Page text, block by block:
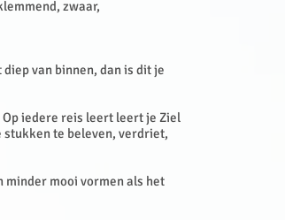
zwaar,
van binnen, dan is dit je
iedere reis leert leert je Ziel
stukken te beleven, verdriet,
minder mooi vormen als het